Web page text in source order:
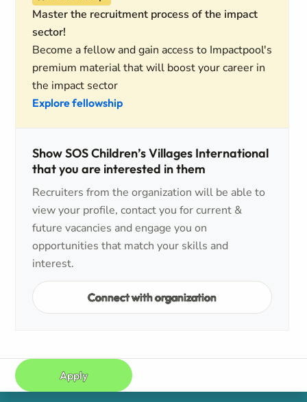
Master the recruitment process of the impact
sector!
Become a fellow and gain access to Impactpool's
premium material that will boost your career in
the impact sector
Explore fellowship
Show SOS Children’s Villages International
that you are interested in them
Recruiters from the organization will be able to
view your profile, contact you for current &
future vacancies and engage you on
opportunities that match your skills and
interest.
Connect with organization
Apply